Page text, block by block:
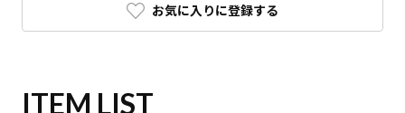
お気に入りに登録する
ITEM LIST